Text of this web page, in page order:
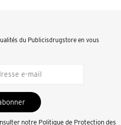
du Publicisdrugstore en vous
notre Politique de Protection des